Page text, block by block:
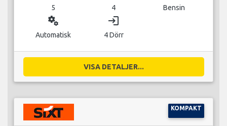
5 4 Bensin
miscellaneous_services
Automatisk
login
4 Dörr
VISA DETALJER...
KOMPAKT